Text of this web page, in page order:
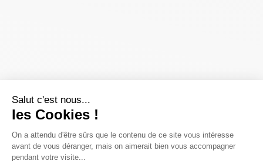
Salut c'est nous...
les Cookies !
On a attendu d'être sûrs que le contenu de ce site vous intéresse
avant de vous déranger, mais on aimerait bien vous accompagner
pendant votre visite...